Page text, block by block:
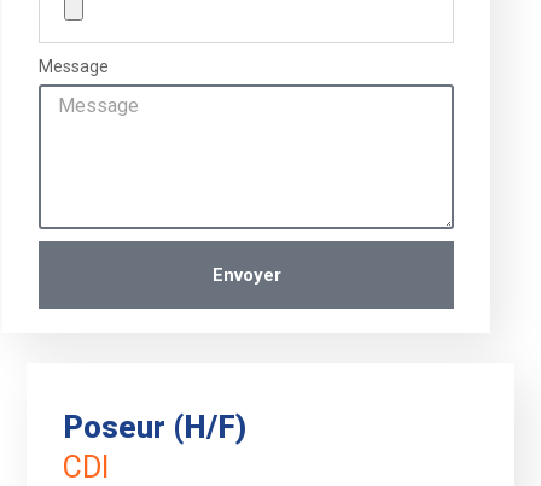
Message
Envoyer
Poseur (H/F)
CDI